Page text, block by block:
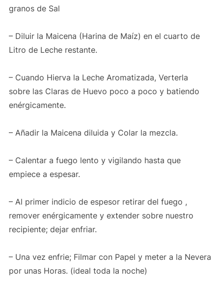
granos de Sal
– Diluir la Maicena (Harina de Maíz) en el cuarto de
Litro de Leche restante.
– Cuando Hierva la Leche Aromatizada, Verterla
sobre las Claras de Huevo poco a poco y batiendo
enérgicamente.
– Añadir la Maicena diluida y Colar la mezcla.
– Calentar a fuego lento y vigilando hasta que
empiece a espesar.
– Al primer indicio de espesor retirar del fuego ,
remover enérgicamente y extender sobre nuestro
recipiente; dejar enfriar.
– Una vez enfrie; Filmar con Papel y meter a la Nevera
por unas Horas. (ideal toda la noche)